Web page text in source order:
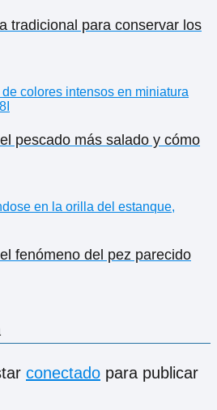
tradicional para conservar los
pescado más salado y cómo
fenómeno del pez parecido
conectado para publicar